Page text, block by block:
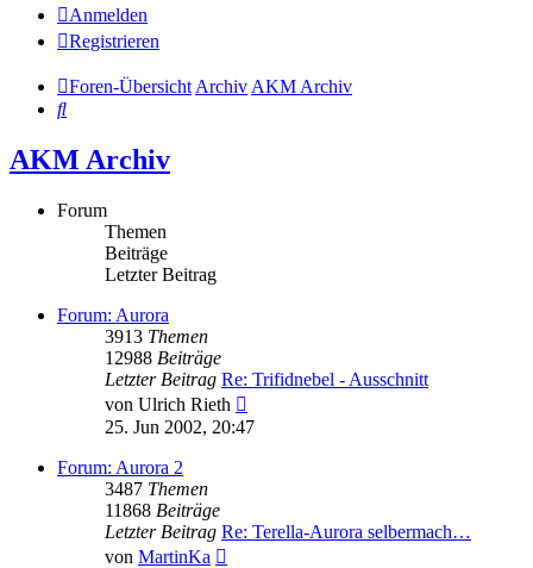
Anmelden
Registrieren
Foren-Übersicht Archiv AKM Archiv
Suche
AKM Archiv
Forum
Themen
Beiträge
Letzter Beitrag
Forum: Aurora
3913 Themen
12988 Beiträge
Letzter Beitrag Re: Trifidnebel - Ausschnitt
von Ulrich Rieth
Beitrag
25. Jun 2002, 20:47
Forum: Aurora 2
3487 Themen
11868 Beiträge
Letzter Beitrag Re: Terella-Aurora selbermach…
von MartinKa